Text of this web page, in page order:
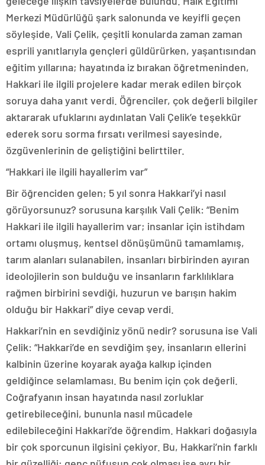
Merkezi Müdürlüğü şark salonunda ve keyifli geçen
söyleşide, Vali Çelik, çeşitli konularda zaman zaman
esprili yanıtlarıyla gençleri güldürürken, yaşantısından
eğitim yıllarına; hayatında iz bırakan öğretmeninden,
Hakkari ile ilgili projelere kadar merak edilen birçok
soruya daha yanıt verdi. Öğrenciler, çok değerli bilgiler
aktararak ufuklarını aydınlatan Vali Çelik’e teşekkür
ederek soru sorma fırsatı verilmesi sayesinde,
özgüvenlerinin de geliştiğini belirttiler.
“Hakkari ile ilgili hayallerim var”
Bir öğrenciden gelen; 5 yıl sonra Hakkari’yi nasıl
görüyorsunuz? sorusuna karşılık Vali Çelik: “Benim
Hakkari ile ilgili hayallerim var; insanlar için istihdam
ortamı oluşmuş, kentsel dönüşümünü tamamlamış,
tarım alanları sulanabilen, insanları birbirinden ayıran
ideolojilerin son bulduğu ve insanların farklılıklara
rağmen birbirini sevdiği, huzurun ve barışın hakim
olduğu bir Hakkari” diye cevap verdi.
Hakkari’nin en sevdiğiniz yönü nedir? sorusuna ise Vali
Çelik: “Hakkari’de en sevdiğim şey, insanların ellerini
kalbinin üzerine koyarak ayağa kalkıp içinden
geldiğince selamlaması. Bu benim için çok değerli.
Coğrafyanın insan hayatında nasıl zorluklar
getirebileceğini, bununla nasıl mücadele
edilebileceğini Hakkari’de öğrendim. Hakkari doğasıyla
bir çok sporcunun ilgisini çekiyor. Bu, Hakkari’nin farklı